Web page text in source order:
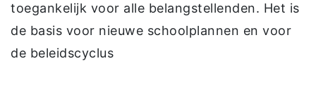
toegankelijk voor alle belangstellenden. Het is
de basis voor nieuwe schoolplannen en voor
de beleidscyclus